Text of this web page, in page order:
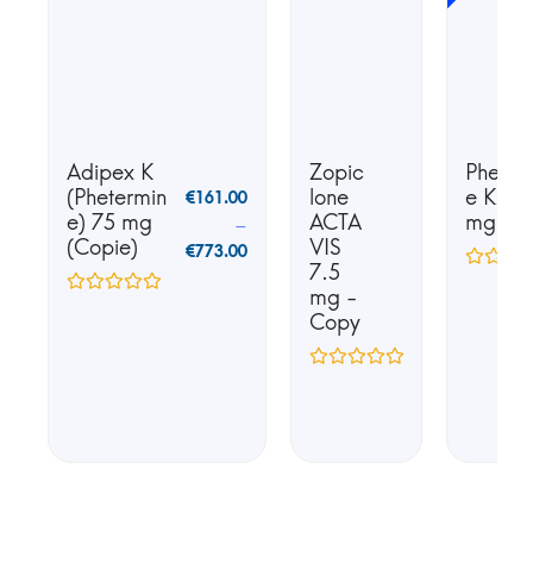
Adipex K
(Phetermin
e) 75 mg
(Copie)
€161.00
–
€773.00
Zopic
lone
ACTA
VIS
7.5
mg -
Copy
e K25
mg